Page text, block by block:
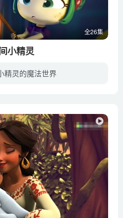
全26集
小精灵
精灵的魔法世界